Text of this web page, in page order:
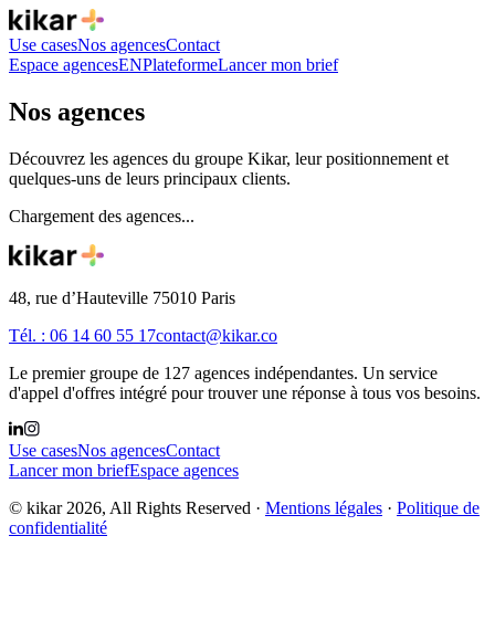
Use casesNos agencesContact
Espace agencesENPlateformeLancer mon brief
Nos agences
Découvrez les agences du groupe Kikar, leur positionnement et
quelques-uns de leurs principaux clients.
Chargement des agences...
48, rue d’Hauteville 75010 Paris
Tél. : 06 14 60 55 17contact@kikar.co
Le premier groupe de 127 agences indépendantes. Un service
d'appel d'offres intégré pour trouver une réponse à tous vos besoins.
Use casesNos agencesContact
Lancer mon briefEspace agences
© kikar 2026, All Rights Reserved · Mentions légales · Politique de
confidentialité